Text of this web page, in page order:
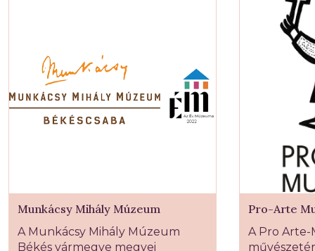
Munkácsy Mihály Múzeum
A Munkácsy Mihály Múzeum
Békés vármegye megyei
Pro-Arte
A Pro Arte-